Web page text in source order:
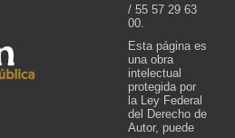
/ 55 57 29 63
00.
Esta página es
una obra
intelectual
protegida por
la Ley Federal
del Derecho de
Autor, puede